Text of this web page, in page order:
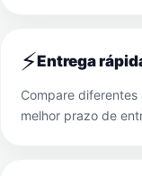
⚡Entrega
Compare
melhor prazo de